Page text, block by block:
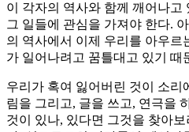
이 각자의 역사와 함께 깨어나고
그 일들에 관심을 가져야 한다.
의 역사에서 이제 우리를 아우
가 일어나려고 꿈틀대고 있기 때
우리가 혹여 잃어버린 것이 소리
림을 그리고, 글을 쓰고, 연극을
것이 있나, 있다면 그것을 찾아